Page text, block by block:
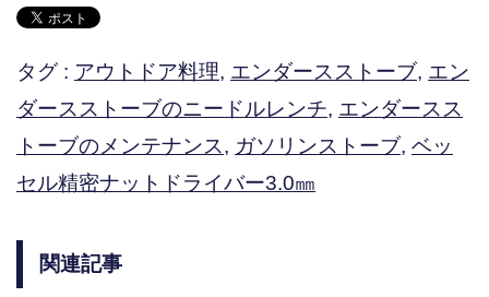
タグ : アウトドア料理, エンダースストーブ, エン
ダースストーブのニードルレンチ, エンダースス
トーブのメンテナンス, ガソリンストーブ, ベッ
セル精密ナットドライバー3.0㎜
関連記事